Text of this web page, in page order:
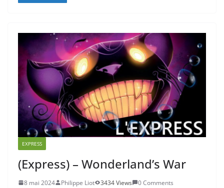
EXPRESS
(Express) – Wonderland’s War
8 mai 2024 Philippe Liot 3434 Views
0 Comments